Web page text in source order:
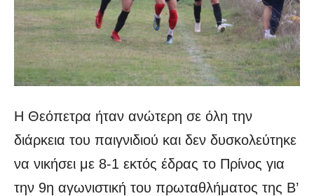
Η Θεόπετρα ήταν ανώτερη σε όλη την
διάρκεια του παιγνιδιού και δεν δυσκολεύτηκε
να νικήσει με 8-1 εκτός έδρας το Πρίνος για
την 9η αγωνιστική του πρωταθλήματος της Β’